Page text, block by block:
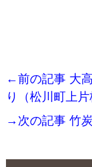
←前の記事 大
り（松川町上片
→次の記事 竹炭